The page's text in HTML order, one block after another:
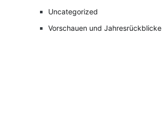
Uncategorized
Vorschauen und Jahresrückblicke